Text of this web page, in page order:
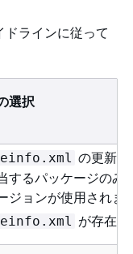
ラインに従って
選択
の更新
するパッケージのみ
ジョンが使用されま
が存在